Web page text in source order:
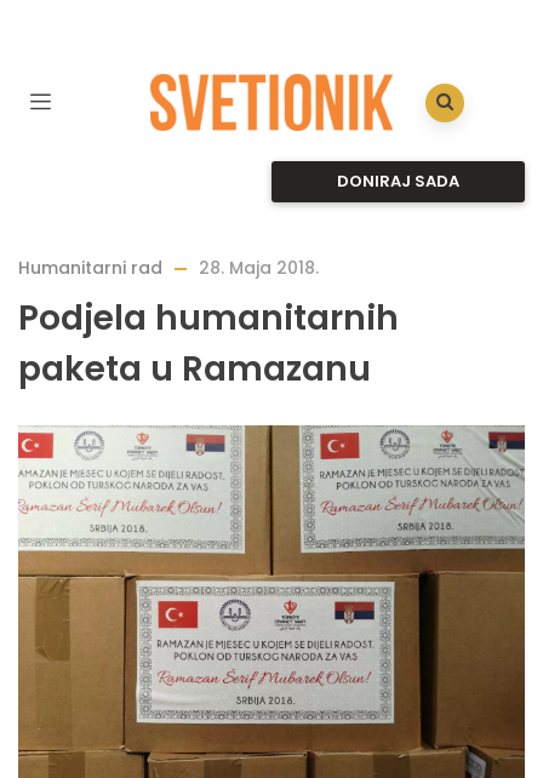
DONIRAJ SADA
Humanitarni rad 28. Maja 2018.
Podjela humanitarnih
paketa u Ramazanu